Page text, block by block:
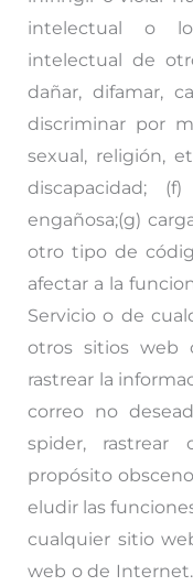
intelectual o
intelectual de
dañar, difamar,
discriminar por
sexual, religión,
discapacidad;
engañosa;(g)
otro tipo de
afectar a la
Servicio o de
otros sitios web
rastrear la
correo no
spider, rastrear
propósito
eludir las
cualquier sitio
web o de